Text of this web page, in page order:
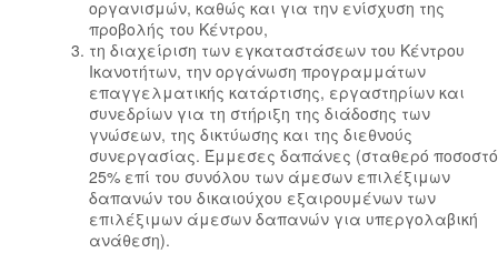
οργανισμών, καθώς και για την ενίσχυση της
προβολής του Κέντρου,
τη διαχείριση των εγκαταστάσεων του Κέντρου
Ικανοτήτων, την οργάνωση προγραμμάτων
επαγγελματικής κατάρτισης, εργαστηρίων και
συνεδρίων για τη στήριξη της διάδοσης των
γνώσεων, της δικτύωσης και της διεθνούς
συνεργασίας. Έμμεσες δαπάνες (σταθερό ποσοστό
25% επί του συνόλου των άμεσων επιλέξιμων
δαπανών του δικαιούχου εξαιρουμένων των
επιλέξιμων άμεσων δαπανών για υπεργολαβική
ανάθεση).